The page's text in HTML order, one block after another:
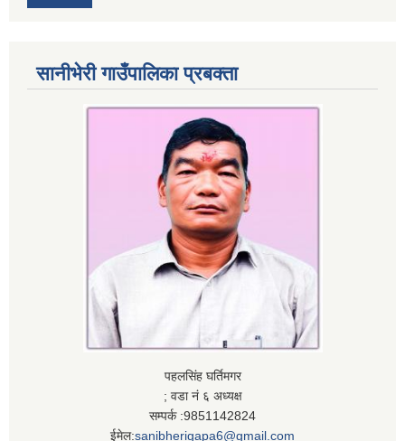
सानीभेरी गाउँपालिका प्रबक्ता
पहलसिंह घर्तिमगर
; वडा नं ६ अध्यक्ष
सम्पर्क :9851142824
ईमेल:sanibherigapa6@gmail.com